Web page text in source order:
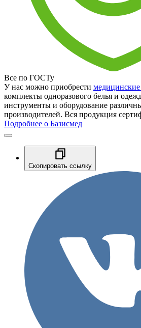
Все по ГОСТу
У нас можно приобрести
комплекты одноразового белья и
инструменты и оборудование
производителей. Вся продукция
Подробнее о Базисмед
Скопировать ссылку